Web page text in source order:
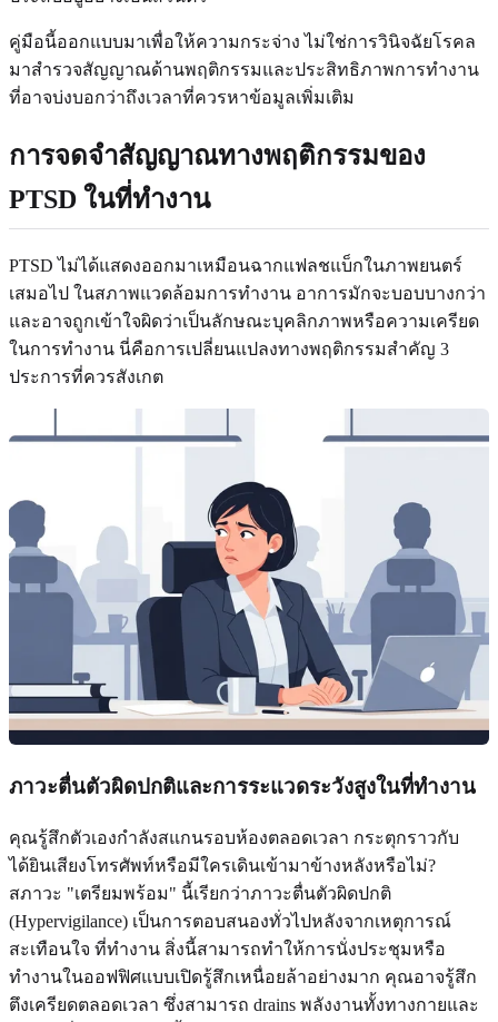
คู่มือนี้ออกแบบมาเพื่อให้ความกระจ่าง ไม่ใช่การวินิจฉัยโรคล
มาสำรวจสัญญาณด้านพฤติกรรมและประสิทธิภาพการทำงาน
ที่อาจบ่งบอกว่าถึงเวลาที่ควรหาข้อมูลเพิ่มเติม
การจดจำสัญญาณทางพฤติกรรมของ
PTSD ในที่ทำงาน
PTSD ไม่ได้แสดงออกมาเหมือนฉากแฟลชแบ็กในภาพยนตร์
เสมอไป ในสภาพแวดล้อมการทำงาน อาการมักจะบอบบางกว่า
และอาจถูกเข้าใจผิดว่าเป็นลักษณะบุคลิกภาพหรือความเครียด
ในการทำงาน นี่คือการเปลี่ยนแปลงทางพฤติกรรมสำคัญ 3
ประการที่ควรสังเกต
ภาวะตื่นตัวผิดปกติและการระแวดระวังสูงในที่ทำงาน
คุณรู้สึกตัวเองกำลังสแกนรอบห้องตลอดเวลา กระตุกราวกับ
ได้ยินเสียงโทรศัพท์หรือมีใครเดินเข้ามาข้างหลังหรือไม่?
สภาวะ "เตรียมพร้อม" นี้เรียกว่าภาวะตื่นตัวผิดปกติ
(Hypervigilance) เป็นการตอบสนองทั่วไปหลังจากเหตุการณ์
สะเทือนใจ ที่ทำงาน สิ่งนี้สามารถทำให้การนั่งประชุมหรือ
ทำงานในออฟฟิศแบบเปิดรู้สึกเหนื่อยล้าอย่างมาก คุณอาจรู้สึก
ตึงเครียดตลอดเวลา ซึ่งสามารถ drains พลังงานทั้งทางกายและ